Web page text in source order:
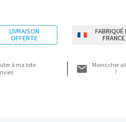
LIVRAISON
OFFERTE
FABRIQUÉ
FRANCE
à ma liste
Moins cher
?